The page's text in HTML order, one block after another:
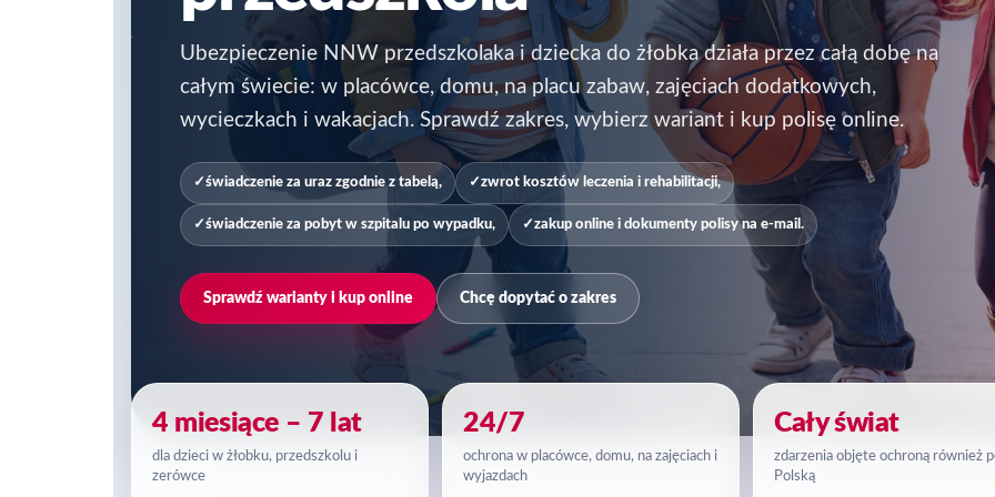
Ubezpieczenie NNW przedszkolaka i dziecka do żłobka działa przez całą dobę na
całym świecie: w placówce, domu, na placu zabaw, zajęciach dodatkowych,
wycieczkach i wakacjach. Sprawdź zakres, wybierz wariant i kup polisę online.
świadczenie za uraz zgodnie z tabelą, zwrot kosztów leczenia i rehabilitacji,
świadczenie za pobyt w szpitalu po wypadku, zakup online i dokumenty polisy na e-mail.
Sprawdź warianty i kup online Chcę dopytać o zakres
4 miesiące – 7 lat
dla dzieci w żłobku, przedszkolu i
zerówce
24/7
ochrona w placówce, domu, na zajęciach i
wyjazdach
Cały świat
zdarzenia objęte ochroną również
Polską